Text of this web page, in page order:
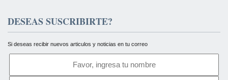
DESEAS SUSCRIBIRTE?
Si deseas recibir nuevos articulos y noticias en tu correo